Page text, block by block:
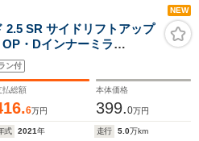
NEW
SR サイドリフトアップ
・Dインナーミラ
スプレイ OP・寒冷地仕
・ナビ OP・TV OP・
両自動 黒合皮シート
カメラ
ン付
払総額
6万円
本体価格
399.0万円
式 2021年 走行 5.0万km